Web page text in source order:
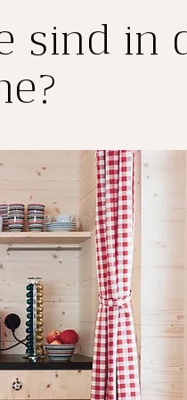
sind in